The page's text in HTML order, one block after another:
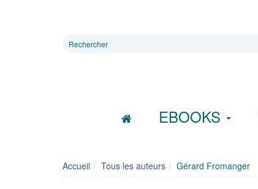
Rechercher
EBOOKS
Accueil Tous les auteurs Gérard Fromanger